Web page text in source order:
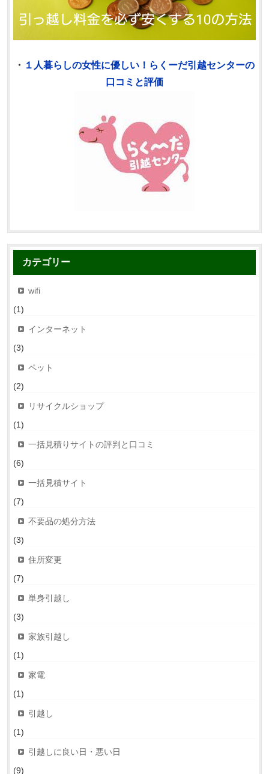
・ １人暮らしの女性に優しい！らくーだ引越センターの
口コミと評価
カテゴリー
wifi
(1)
インターネット
(3)
ペット
(2)
リサイクルショップ
(1)
一括見積りサイトの評判と口コミ
(6)
一括見積サイト
(7)
不要品の処分方法
(3)
住所変更
(7)
単身引越し
(3)
家族引越し
(1)
家電
(1)
引越し
(1)
引越しに良い日・悪い日
(9)